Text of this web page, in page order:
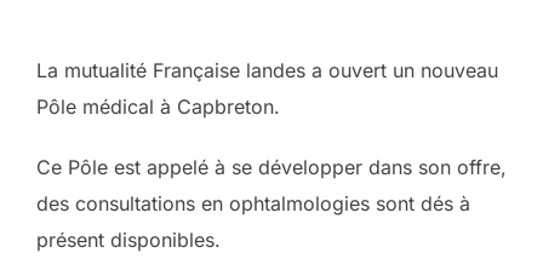
La mutualité Française landes a ouvert un nouveau
Pôle médical à Capbreton.
Ce Pôle est appelé à se développer dans son offre,
des consultations en ophtalmologies sont dés à
présent disponibles.